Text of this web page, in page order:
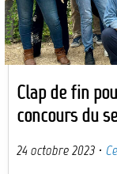
Clap de fin
concours du
24 octobre 2023 ·